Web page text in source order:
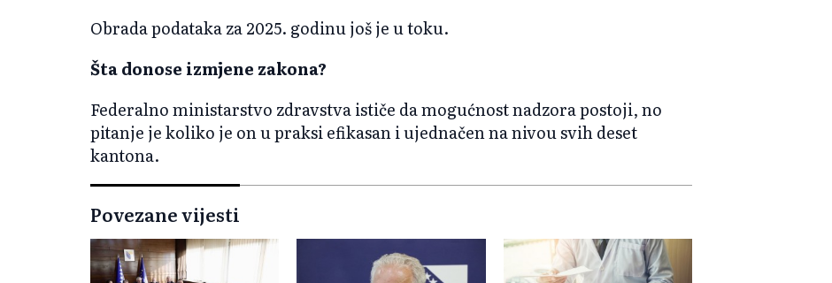
Obrada podataka za 2025. godinu još je u toku.
Šta donose izmjene zakona?
Federalno ministarstvo zdravstva ističe da mogućnost nadzora postoji, no
pitanje je koliko je on u praksi efikasan i ujednačen na nivou svih deset
kantona.
Povezane vijesti